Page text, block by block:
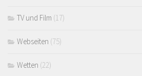
TV und Film (17)
Webseiten (75)
Wetten (22)